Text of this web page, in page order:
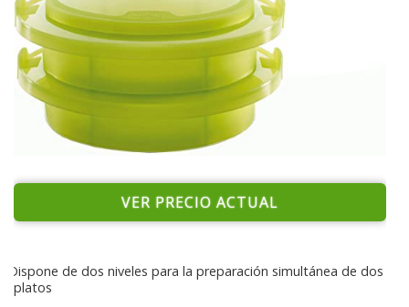
VER PRECIO ACTUAL
Dispone de dos niveles para la preparación simultánea de dos
platos